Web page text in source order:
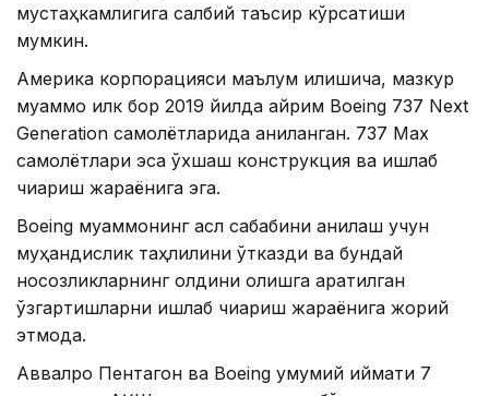
мустаҳкамлигига салбий таъсир кўрсатиши
мумкин.
Америка корпорацияси маълум қилишича, мазкур
муаммо илк бор 2019 йилда айрим Boeing 737 Next
Generation самолётларида аниқланган. 737 Max
самолётлари эса ўхшаш конструкция ва ишлаб
чиқариш жараёнига эга.
Boeing муаммонинг асл сабабини аниқлаш учун
муҳандислик таҳлилини ўтказди ва бундай
носозликларнинг олдини олишга қаратилган
ўзгартишларни ишлаб чиқариш жараёнига жорий
этмоқда.
Аввалроқ Пентагон ва Boeing умумий қиймати 7